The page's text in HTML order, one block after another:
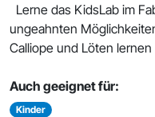
Lerne das KidsLab im
ungeahnten
Calliope und Löten
Auch geeignet für:
Kinder